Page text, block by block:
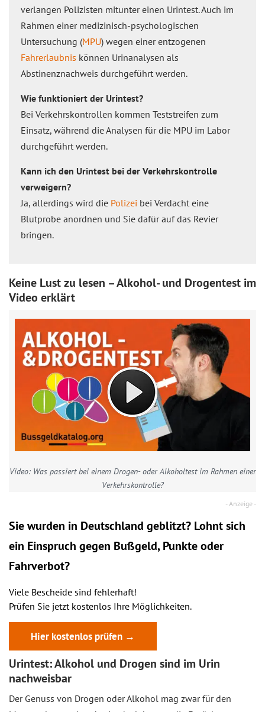
verlangen Polizisten mitunter einen Urintest. Auch im
Rahmen einer medizinisch-psychologischen
Untersuchung (MPU) wegen einer entzogenen
Fahrerlaubnis können Urinanalysen als
Abstinenznachweis durchgeführt werden.
Wie funktioniert der Urintest?
Bei Verkehrskontrollen kommen Teststreifen zum
Einsatz, während die Analysen für die MPU im Labor
durchgeführt werden.
Kann ich den Urintest bei der Verkehrskontrolle
verweigern?
Ja, allerdings wird die Polizei bei Verdacht eine
Blutprobe anordnen und Sie dafür auf das Revier
bringen.
Keine Lust zu lesen – Alkohol- und Drogentest im
Video erklärt
Video: Was passiert bei einem Drogen- oder Alkoholtest im Rahmen einer
Verkehrskontrolle?
Sie wurden in Deutschland geblitzt? Lohnt sich
ein Einspruch gegen Bußgeld, Punkte oder
Fahrverbot?
Viele Bescheide sind fehlerhaft!
Prüfen Sie jetzt kostenlos Ihre Möglichkeiten.
Hier kostenlos prüfen →
Urintest: Alkohol und Drogen sind im Urin
nachweisbar
Der Genuss von Drogen oder Alkohol mag zwar für den